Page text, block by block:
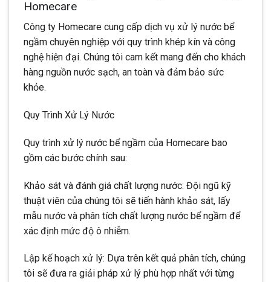
Homecare
Công ty Homecare cung cấp dịch vụ xử lý nước bể
ngầm chuyên nghiệp với quy trình khép kín và công
nghệ hiện đại. Chúng tôi cam kết mang đến cho khách
hàng nguồn nước sạch, an toàn và đảm bảo sức
khỏe.
Quy Trình Xử Lý Nước
Quy trình xử lý nước bể ngầm của Homecare bao
gồm các bước chính sau:
Khảo sát và đánh giá chất lượng nước: Đội ngũ kỹ
thuật viên của chúng tôi sẽ tiến hành khảo sát, lấy
mẫu nước và phân tích chất lượng nước bể ngầm để
xác định mức độ ô nhiễm.
Lập kế hoạch xử lý: Dựa trên kết quả phân tích, chúng
tôi sẽ đưa ra giải pháp xử lý phù hợp nhất với từng